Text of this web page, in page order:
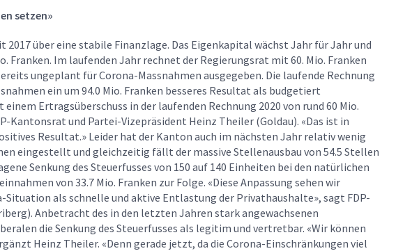
setzen»
2017 über eine stabile Finanzlage. Das Eigenkapital wächst Jahr für Jahr und
Franken. Im laufenden Jahr rechnet der Regierungsrat mit 60. Mio. Franken
ungeplant für Corona-Massnahmen ausgegeben. Die laufende Rechnung
ein um 94.0 Mio. Franken besseres Resultat als budgetiert
Ertragsüberschuss in der laufenden Rechnung 2020 von rund 60 Mio.
Kantonsrat und Partei-Vizepräsident Heinz Theiler (Goldau). «Das ist in
Resultat.» Leider hat der Kanton auch im nächsten Jahr relativ wenig
eingestellt und gleichzeitig fällt der massive Stellenausbau von 54.5 Stellen
Senkung des Steuerfusses von 150 auf 140 Einheiten bei den natürlichen
von 33.7 Mio. Franken zur Folge. «Diese Anpassung sehen wir
als schnelle und aktive Entlastung der Privathaushalte», sagt FDP-
Anbetracht des in den letzten Jahren stark angewachsenen
die Senkung des Steuerfusses als legitim und vertretbar. «Wir können
Heinz Theiler. «Denn gerade jetzt, da die Corona-Einschränkungen viel